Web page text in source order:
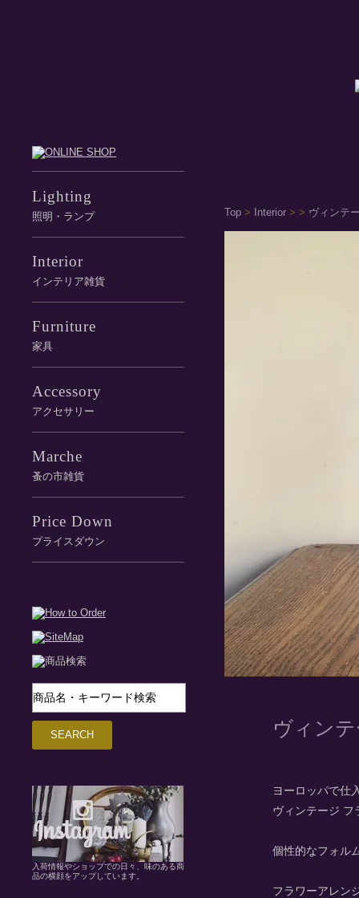
Top > Interior > > ヴィンテ
ヴィン
ヨーロッパで仕
ヴィンテージ フ
個性的なフォル
フラワーアレン
Lighting
照明・ランプ
Interior
インテリア雑貨
Furniture
家具
Accessory
アクセサリー
Marche
蚤の市雑貨
Price Down
プライスダウン
入荷情報やショップでの日々、味のある商
品の横顔をアップしています。